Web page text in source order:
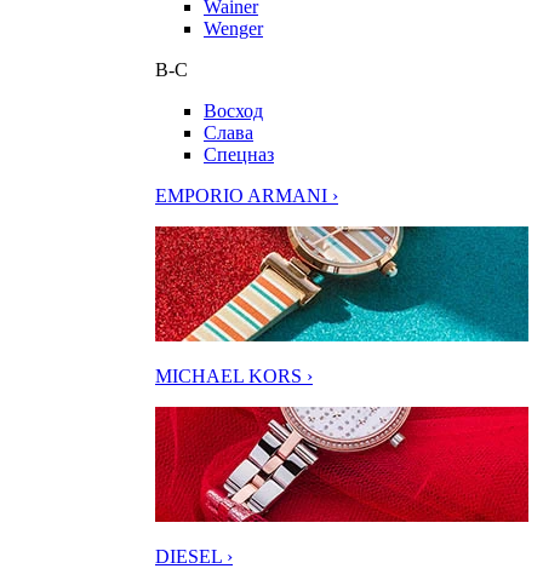
Wainer
Wenger
В-С
Восход
Слава
Спецназ
EMPORIO ARMANI ›
MICHAEL KORS ›
DIESEL ›